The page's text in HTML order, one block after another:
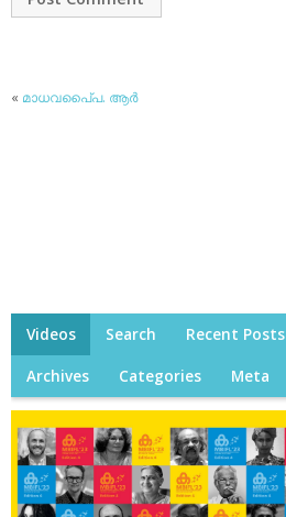
« മാധവപൈ്പ. ആര്‍
Videos Search Recent Posts
Archives Categories Meta